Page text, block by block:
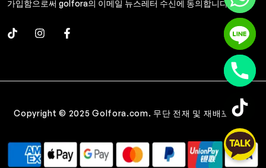
가입함으로써 golfora의 이메일 뉴스레터 수신에 동의합니다.
Copyright © 2025 Golfora.com. 무단 전재 및 재배포 금지.